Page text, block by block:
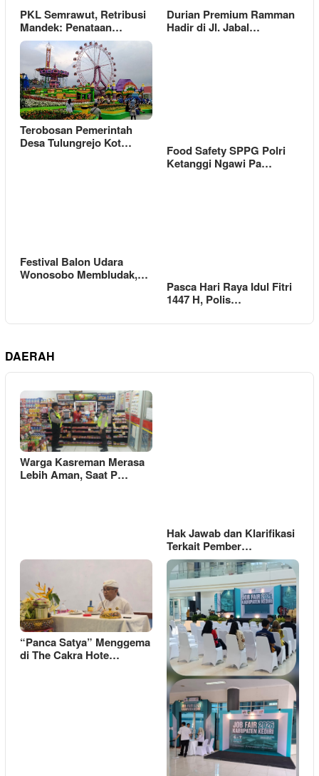
PKL Semrawut, Retribusi
Mandek: Penataan…
Durian Premium Ramman
Hadir di Jl. Jabal…
Terobosan Pemerintah
Desa Tulungrejo Kot…
Food Safety SPPG Polri
Ketanggi Ngawi Pa…
Festival Balon Udara
Wonosobo Membludak,…
Pasca Hari Raya Idul Fitri
1447 H, Polis…
DAERAH
Warga Kasreman Merasa
Lebih Aman, Saat P…
Hak Jawab dan Klarifikasi
Terkait Pember…
“Panca Satya” Menggema
di The Cakra Hote…